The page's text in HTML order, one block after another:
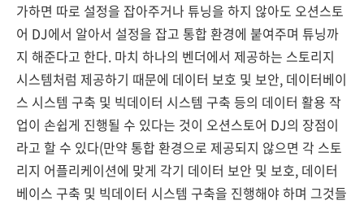
가하면 따로 설정을 잡아주거나 튜닝을 하지 않아도 오션스토
어 DJ에서 알아서 설정을 잡고 통합 환경에 붙여주며 튜닝까
지 해준다고 한다. 마치 하나의 벤더에서 제공하는 스토리지
시스템처럼 제공하기 때문에 데이터 보호 및 보안, 데이터베이
스 시스템 구축 및 빅데이터 시스템 구축 등의 데이터 활용 작
업이 손쉽게 진행될 수 있다는 것이 오션스토어 DJ의 장점이
라고 할 수 있다(만약 통합 환경으로 제공되지 않으면 각 스토
리지 어플리케이션에 맞게 각기 데이터 보안 및 보호, 데이터
베이스 구축 및 빅데이터 시스템 구축을 진행해야 하며 그것들